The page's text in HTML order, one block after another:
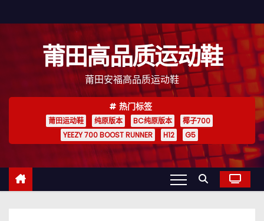
至
莆田高品质运动鞋
莆田安福高品质运动鞋
热门标签
莆田运动鞋 纯原版本 BC纯原版本
椰子700
YEEZY 700 BOOST RUNNER
H12 G5